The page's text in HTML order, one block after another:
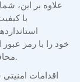
علاوه بر این،
محافظت کنید تا امنیت و یکپارچگی سند تضمین شود.